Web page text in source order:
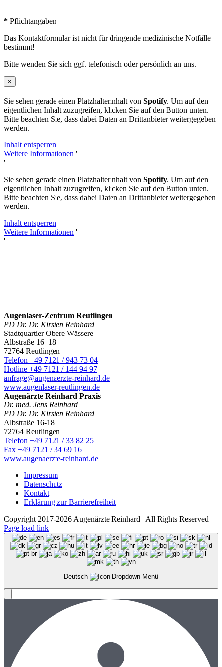
* Pflichtangaben
Das Kontaktformular ist nicht für dringende medizinische Notfälle
bestimmt!
Bitte wenden Sie sich ggf. telefonisch oder persönlich an uns.
×
Sie sehen gerade einen Platzhalterinhalt von Spotify. Um auf den
eigentlichen Inhalt zuzugreifen, klicken Sie auf den Button unten.
Bitte beachten Sie, dass dabei Daten an Drittanbieter weitergegeben
werden.
Inhalt entsperren
Weitere Informationen '
'
Sie sehen gerade einen Platzhalterinhalt von Spotify. Um auf den
eigentlichen Inhalt zuzugreifen, klicken Sie auf den Button unten.
Bitte beachten Sie, dass dabei Daten an Drittanbieter weitergegeben
werden.
Inhalt entsperren
Weitere Informationen '
'
Augenlaser-Zentrum Reutlingen
PD Dr. Dr. Kirsten Reinhard
Stadtquartier Obere Wässere
Albstraße 16–18
72764 Reutlingen
Telefon +49 7121 / 943 73 04
Hotline +49 7121 / 144 94 97
anfrage@augenaerzte-reinhard.de
www.augenlaser-reutlingen.de
Augenärzte Reinhard Praxis
Dr. med. Jens Reinhard
PD Dr. Dr. Kirsten Reinhard
Albstraße 16-18
72764 Reutlingen
Telefon +49 7121 / 33 82 25
Fax +49 7121 / 34 69 16
www.augenaerzte-reinhard.de
Impressum
Datenschutz
Kontakt
Erklärung zur Barrierefreiheit
Copyright 2017-2026 Augenärzte Reinhard | All Rights Reserved
Page load link
Deutsch